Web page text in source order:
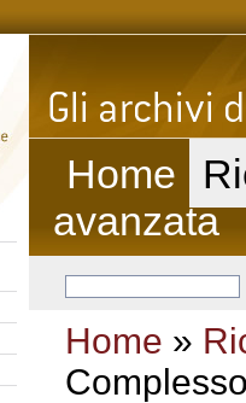
Home
avanzata
Home »